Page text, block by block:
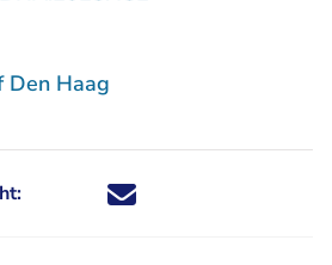
Den Haag
Deel dit nieuwsbericht via X -
Deel dit nieuwsbericht via
Deel dit nieuwsbericht
Deel dit